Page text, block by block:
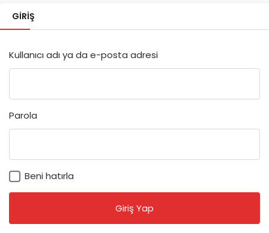
GIRIŞ
Kullanıcı adı ya da e-posta adresi
Parola
Beni hatırla